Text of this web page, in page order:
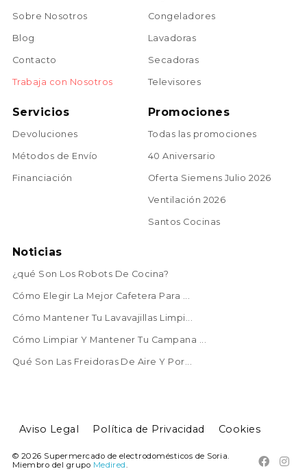
Sobre Nosotros
Blog
Contacto
Trabaja con Nosotros
Congeladores
Lavadoras
Secadoras
Televisores
Servicios
Devoluciones
Métodos de Envío
Financiación
Promociones
Todas las promociones
40 Aniversario
Oferta Siemens Julio 2026
Ventilación 2026
Santos Cocinas
Noticias
¿qué Son Los Robots De Cocina?
Cómo Elegir La Mejor Cafetera Para ...
Cómo Mantener Tu Lavavajillas Limpi...
Cómo Limpiar Y Mantener Tu Campana ...
Qué Son Las Freidoras De Aire Y Por...
Aviso Legal Política de Privacidad Cookies
 
© 2026 Supermercado de electrodomésticos de Soria.
Miembro del grupo Medired